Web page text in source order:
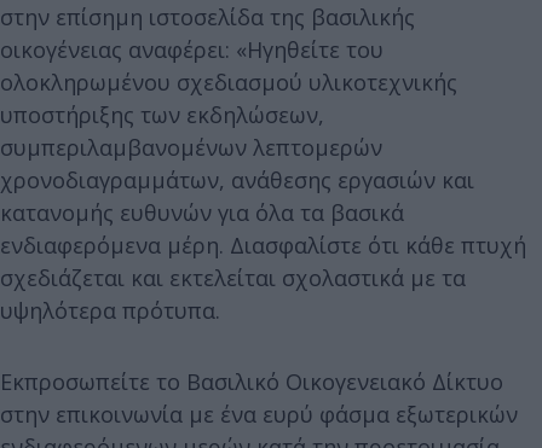
στην επίσημη ιστοσελίδα της βασιλικής
οικογένειας αναφέρει: «Ηγηθείτε του
ολοκληρωμένου σχεδιασμού υλικοτεχνικής
υποστήριξης των εκδηλώσεων,
συμπεριλαμβανομένων λεπτομερών
χρονοδιαγραμμάτων, ανάθεσης εργασιών και
κατανομής ευθυνών για όλα τα βασικά
ενδιαφερόμενα μέρη. Διασφαλίστε ότι κάθε πτυχή
σχεδιάζεται και εκτελείται σχολαστικά με τα
υψηλότερα πρότυπα.
Εκπροσωπείτε το Βασιλικό Οικογενειακό Δίκτυο
στην επικοινωνία με ένα ευρύ φάσμα εξωτερικών